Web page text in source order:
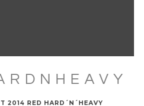
2014 RED HARD´N´HEAVY